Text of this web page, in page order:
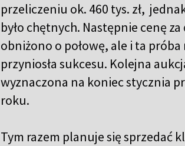
przeliczeniu ok. 460 tys. zł,
było chętnych. Następnie cenę
obniżono o połowę, ale i ta próba
przyniosła sukcesu. Kolejna
wyznaczona na koniec stycznia
roku.
Tym razem planuje się sprzedać